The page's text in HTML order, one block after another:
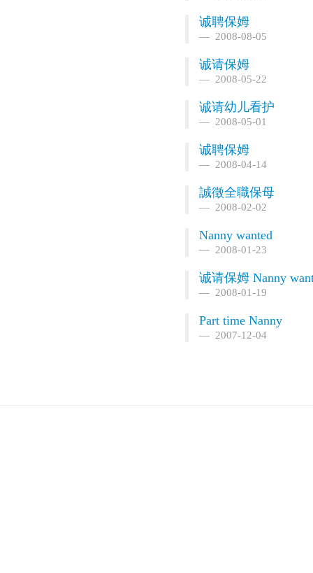
诚聘保姆
2008-08-05
诚请保姆
2008-05-22
诚请幼儿看护
2008-05-01
诚聘保姆
2008-04-14
誠徵全職保母
2008-02-02
Nanny wanted
2008-01-23
诚请保姆 Nanny
2008-01-19
Part time Nanny
2007-12-04